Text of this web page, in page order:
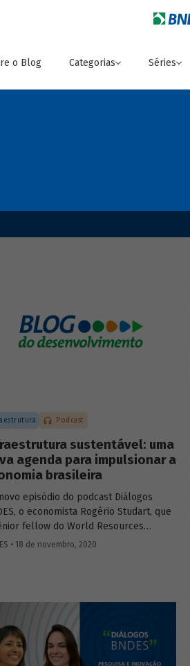
o Blog Categorias Séries
Podcast
sustentável: uma
agenda para impulsionar a
brasileira
episódio do podcast Diálogos
o economista Rogério Studart, que
fellow do World Resources
(WRI), e o Diretor de
no Brasil, criando empregos e
a qualidade de vida da
• 18 de novembro, 2020